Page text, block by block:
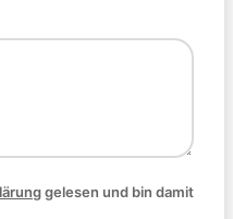
gelesen und bin damit